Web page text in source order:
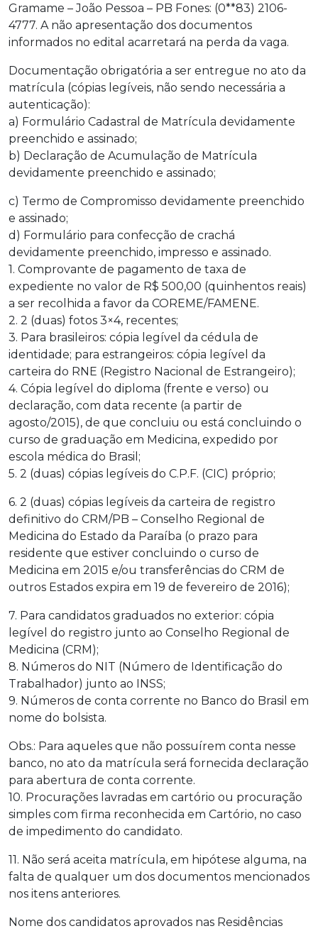
Gramame – João Pessoa – PB Fones: (0**83) 2106-
4777. A não apresentação dos documentos
informados no edital acarretará na perda da vaga.
Documentação obrigatória a ser entregue no ato da
matrícula (cópias legíveis, não sendo necessária a
autenticação):
a) Formulário Cadastral de Matrícula devidamente
preenchido e assinado;
b) Declaração de Acumulação de Matrícula
devidamente preenchido e assinado;
c) Termo de Compromisso devidamente preenchido
e assinado;
d) Formulário para confecção de crachá
devidamente preenchido, impresso e assinado.
1. Comprovante de pagamento de taxa de
expediente no valor de R$ 500,00 (quinhentos reais)
a ser recolhida a favor da COREME/FAMENE.
2. 2 (duas) fotos 3×4, recentes;
3. Para brasileiros: cópia legível da cédula de
identidade; para estrangeiros: cópia legível da
carteira do RNE (Registro Nacional de Estrangeiro);
4. Cópia legível do diploma (frente e verso) ou
declaração, com data recente (a partir de
agosto/2015), de que concluiu ou está concluindo o
curso de graduação em Medicina, expedido por
escola médica do Brasil;
5. 2 (duas) cópias legíveis do C.P.F. (CIC) próprio;
6. 2 (duas) cópias legíveis da carteira de registro
definitivo do CRM/PB – Conselho Regional de
Medicina do Estado da Paraíba (o prazo para
residente que estiver concluindo o curso de
Medicina em 2015 e/ou transferências do CRM de
outros Estados expira em 19 de fevereiro de 2016);
7. Para candidatos graduados no exterior: cópia
legível do registro junto ao Conselho Regional de
Medicina (CRM);
8. Números do NIT (Número de Identificação do
Trabalhador) junto ao INSS;
9. Números de conta corrente no Banco do Brasil em
nome do bolsista.
Obs.: Para aqueles que não possuírem conta nesse
banco, no ato da matrícula será fornecida declaração
para abertura de conta corrente.
10. Procurações lavradas em cartório ou procuração
simples com firma reconhecida em Cartório, no caso
de impedimento do candidato.
11. Não será aceita matrícula, em hipótese alguma, na
falta de qualquer um dos documentos mencionados
nos itens anteriores.
Nome dos candidatos aprovados nas Residências